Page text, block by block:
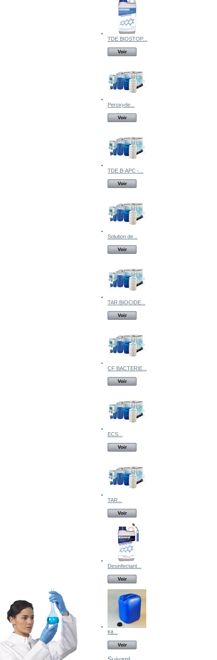
TDE BIOSTOP...
Voir
Peroxyde...
Voir
TDE B-APC -...
Voir
Solution de...
Voir
TAR BIOCIDE...
Voir
CF BACTERIE...
Voir
ECS...
Voir
TAR...
Voir
Desinfectant...
Voir
Kit...
Voir